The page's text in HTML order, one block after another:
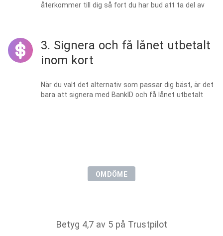
återkommer till dig så fort du har bud att ta del av
3. Signera och få lånet utbetalt
inom kort
När du valt det alternativ som passar dig bäst, är det
bara att signera med BankID och få lånet utbetalt
OMDÖME
Betyg 4,7 av 5 på Trustpilot